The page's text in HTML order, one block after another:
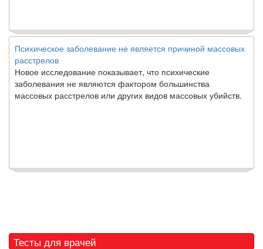
Психическое заболевание не является причиной массовых
расстрелов
Новое исследование показывает, что психические
заболевания не являются фактором большинства
массовых расстрелов или других видов массовых убийств.
Тесты для врачей